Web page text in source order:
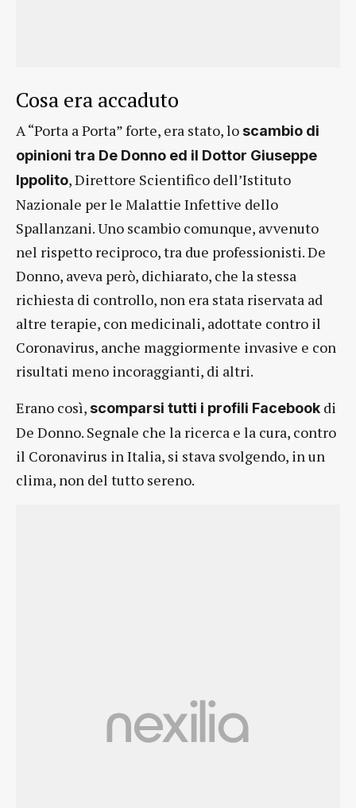
Cosa era accaduto
A “Porta a Porta” forte, era stato, loscambio di
opinioni tra De Donno ed il Dottor Giuseppe
Ippolito, Direttore Scientifico dell’Istituto
Nazionale per le Malattie Infettive dello
Spallanzani. Uno scambio comunque, avvenuto
nel rispetto reciproco, tra due professionisti. De
Donno, aveva però, dichiarato, che la stessa
richiesta di controllo, non era stata riservata ad
altre terapie, con medicinali, adottate contro il
Coronavirus, anche maggiormente invasive e con
risultati meno incoraggianti, di altri.
Erano così,scomparsi tutti i profili Facebook di
De Donno. Segnale che la ricerca e la cura, contro
il Coronavirus in Italia, si stava svolgendo, in un
clima, non del tutto sereno.